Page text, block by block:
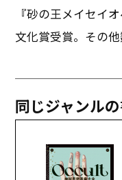
『砂の王メイセイ
文化賞受賞。その他
同じジャンル